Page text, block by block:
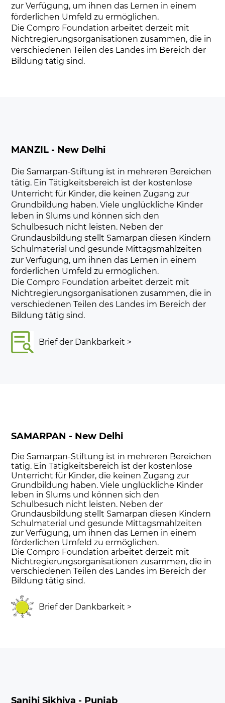
zur Verfügung, um ihnen das Lernen in einem
förderlichen Umfeld zu ermöglichen.
Die Compro Foundation arbeitet derzeit mit
Nichtregierungsorganisationen zusammen, die in
verschiedenen Teilen des Landes im Bereich der
Bildung tätig sind.
MANZIL - New Delhi
Die Samarpan-Stiftung ist in mehreren Bereichen
tätig. Ein Tätigkeitsbereich ist der kostenlose
Unterricht für Kinder, die keinen Zugang zur
Grundbildung haben. Viele unglückliche Kinder
leben in Slums und können sich den
Schulbesuch nicht leisten. Neben der
Grundausbildung stellt Samarpan diesen Kindern
Schulmaterial und gesunde Mittagsmahlzeiten
zur Verfügung, um ihnen das Lernen in einem
förderlichen Umfeld zu ermöglichen.
Die Compro Foundation arbeitet derzeit mit
Nichtregierungsorganisationen zusammen, die in
verschiedenen Teilen des Landes im Bereich der
Bildung tätig sind.
Brief der Dankbarkeit >
SAMARPAN - New Delhi
Die Samarpan-Stiftung ist in mehreren Bereichen
tätig. Ein Tätigkeitsbereich ist der kostenlose
Unterricht für Kinder, die keinen Zugang zur
Grundbildung haben. Viele unglückliche Kinder
leben in Slums und können sich den
Schulbesuch nicht leisten. Neben der
Grundausbildung stellt Samarpan diesen Kindern
Schulmaterial und gesunde Mittagsmahlzeiten
zur Verfügung, um ihnen das Lernen in einem
förderlichen Umfeld zu ermöglichen.
Die Compro Foundation arbeitet derzeit mit
Nichtregierungsorganisationen zusammen, die in
verschiedenen Teilen des Landes im Bereich der
Bildung tätig sind.
Brief der Dankbarkeit >
Sanjhi Sikhiya - Punjab